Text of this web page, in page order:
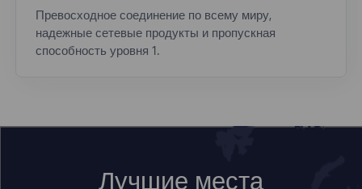
Превосходное соединение по всему миру,
надежные сетевые продукты и пропускная
способность уровня 1.
Лучшие места